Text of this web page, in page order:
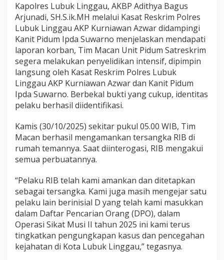
Kapolres Lubuk Linggau, AKBP Adithya Bagus
Arjunadi, SH.S.ik.MH melalui Kasat Reskrim Polres
Lubuk Linggau AKP Kurniawan Azwar didampingi
Kanit Pidum Ipda Suwarno menjelaskan mendapati
laporan korban, Tim Macan Unit Pidum Satreskrim
segera melakukan penyelidikan intensif, dipimpin
langsung oleh Kasat Reskrim Polres Lubuk
Linggau AKP Kurniawan Azwar dan Kanit Pidum
Ipda Suwarno. Berbekal bukti yang cukup, identitas
pelaku berhasil diidentifikasi.
Kamis (30/10/2025) sekitar pukul 05.00 WIB, Tim
Macan berhasil mengamankan tersangka RIB di
rumah temannya. Saat diinterogasi, RIB mengakui
semua perbuatannya.
“Pelaku RIB telah kami amankan dan ditetapkan
sebagai tersangka. Kami juga masih mengejar satu
pelaku lain berinisial D yang telah kami masukkan
dalam Daftar Pencarian Orang (DPO), dalam
Operasi Sikat Musi II tahun 2025 ini kami terus
tingkatkan pengungkapan kasus dan pencegahan
kejahatan di Kota Lubuk Linggau,” tegasnya.